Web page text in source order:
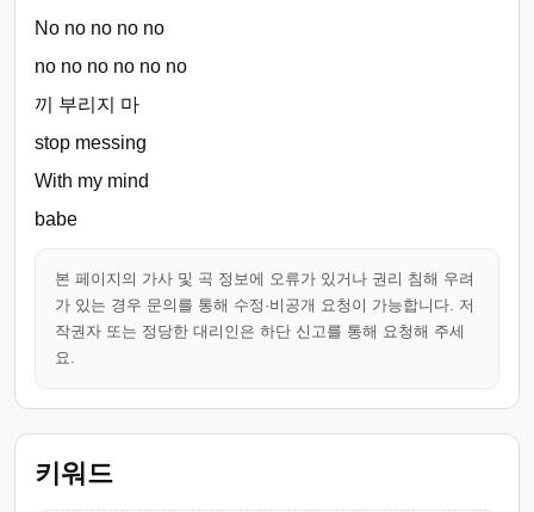
No no no no no
no no no no no no
끼 부리지 마
stop messing
With my mind
babe
본 페이지의 가사 및 곡 정보에 오류가 있거나 권리 침해 우려
가 있는 경우 문의를 통해 수정·비공개 요청이 가능합니다. 저
작권자 또는 정당한 대리인은 하단 신고를 통해 요청해 주세
요.
키워드